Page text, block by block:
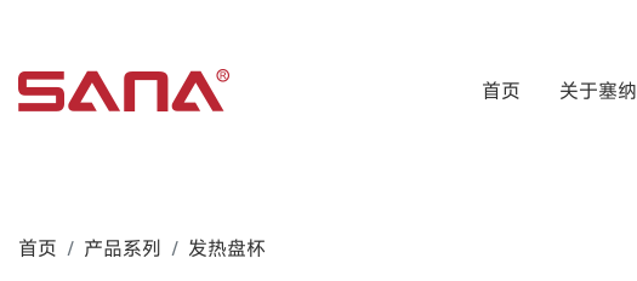
首页 关于塞纳
首页 产品系列 发热盘杯